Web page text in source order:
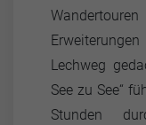
Lechweg
See zu See“
Stunden